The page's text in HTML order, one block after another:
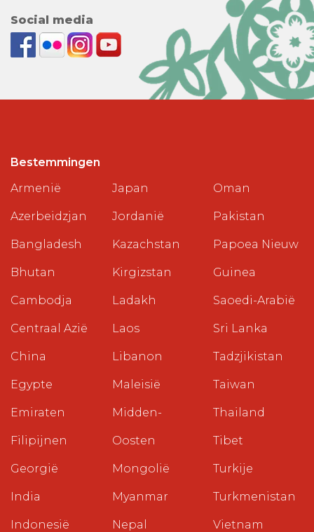
Social media
Bestemmingen
Armenië
Azerbeidzjan
Bangladesh
Bhutan
Cambodja
Centraal Azië
China
Egypte
Emiraten
Filipijnen
Georgië
India
Indonesië
Japan
Jordanië
Kazachstan
Kirgizstan
Ladakh
Laos
Libanon
Maleisië
Midden-
Oosten
Mongolië
Myanmar
Nepal
Oman
Pakistan
Papoea Nieuw
Guinea
Saoedi-Arabië
Sri Lanka
Tadzjikistan
Taiwan
Thailand
Tibet
Turkije
Turkmenistan
Vietnam